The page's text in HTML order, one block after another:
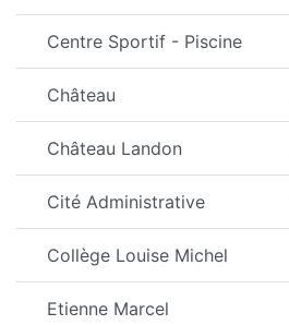
Centre Sportif - Piscine
Château
Château Landon
Cité Administrative
Collège Louise Michel
Etienne Marcel